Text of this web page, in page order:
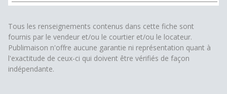
Tous les renseignements contenus dans cette fiche sont
fournis par le vendeur et/ou le courtier et/ou le locateur.
Publimaison n'offre aucune garantie ni représentation quant à
l'exactitude de ceux-ci qui doivent être vérifiés de façon
indépendante.